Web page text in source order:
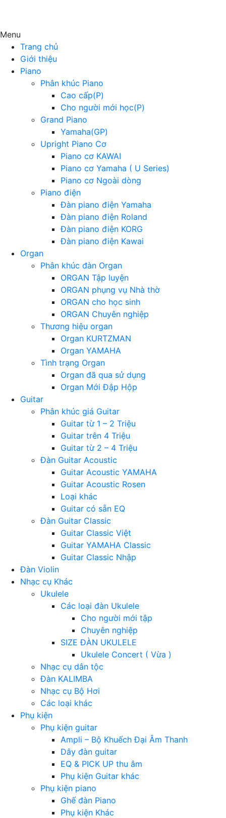
Menu
Trang chủ
Giới thiệu
Piano
Phân khúc Piano
Cao cấp(P)
Cho người mới học(P)
Grand Piano
Yamaha(GP)
Upright Piano Cơ
Piano cơ KAWAI
Piano cơ Yamaha ( U Series)
Piano cơ Ngoài dòng
Piano điện
Đàn piano điện Yamaha
Đàn piano điện Roland
Đàn piano điện KORG
Đàn piano điện Kawai
Organ
Phân khúc đàn Organ
ORGAN Tập luyện
ORGAN phụng vụ Nhà thờ
ORGAN cho học sinh
ORGAN Chuyên nghiệp
Thương hiệu organ
Organ KURTZMAN
Organ YAMAHA
Tình trạng Organ
Organ đã qua sử dụng
Organ Mới Đập Hộp
Guitar
Phân khúc giá Guitar
Guitar từ 1 – 2 Triệu
Guitar trên 4 Triệu
Guitar từ 2 – 4 Triệu
Đàn Guitar Acoustic
Guitar Acoustic YAMAHA
Guitar Acoustic Rosen
Loại khác
Guitar có sẵn EQ
Đàn Guitar Classic
Guitar Classic Việt
Guitar YAMAHA Classic
Guitar Classic Nhập
Đàn Violin
Nhạc cụ Khác
Ukulele
Các loại đàn Ukulele
Cho người mới tập
Chuyên nghiệp
SIZE ĐÀN UKULELE
Ukulele Concert ( Vừa )
Nhạc cụ dân tộc
Đàn KALIMBA
Nhạc cụ Bộ Hơi
Các loại khác
Phụ kiện
Phụ kiện guitar
Ampli – Bộ Khuếch Đại Âm Thanh
Dây đàn guitar
EQ & PICK UP thu âm
Phụ kiện Guitar khác
Phụ kiện piano
Ghế đàn Piano
Phụ kiện Khác